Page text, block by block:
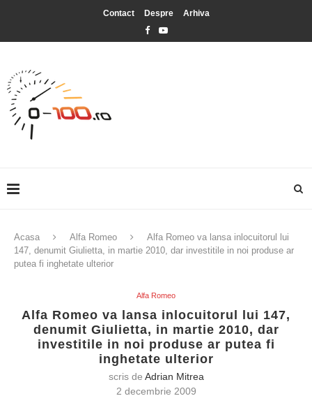
Contact Despre Arhiva
Acasa Alfa Romeo
Alfa Romeo va lansa inlocuitorul lui
147, denumit Giulietta, in martie 2010, dar investitile in noi produse ar
putea fi inghetate ulterior
Alfa Romeo
Alfa Romeo va lansa inlocuitorul lui 147,
denumit Giulietta, in martie 2010, dar
investitile in noi produse ar putea fi
inghetate ulterior
scris de Adrian Mitrea
2 decembrie 2009